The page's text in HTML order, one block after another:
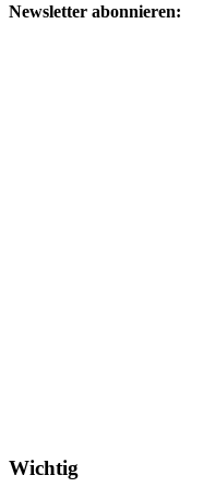
Newsletter abonnieren:
Wichtig